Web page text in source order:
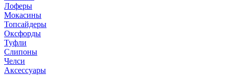
Лоферы
Мокасины
Топсайдеры
Оксфорды
Туфли
Слипоны
Челси
Аксессуары